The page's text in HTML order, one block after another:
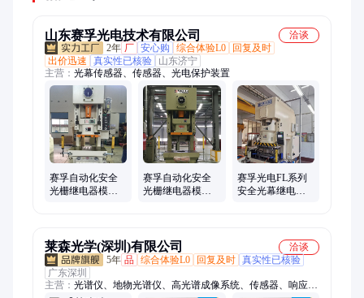
山东赛孚光电技术有限公司
洽谈
2年 厂 安心购 综合体验L0
回复及时
出价迅速
真实性已核验
山东济宁
主营： 光幕传感器、传感器、光电保护装置
赛孚自动化安全
光栅继电器模块
赛孚自动化安全
光栅继电器模块
赛孚光电FL系列
安全光幕继电器
莱森光学(深圳)有限公司
洽谈
5年 品 综合体验L0 回复及时 真实性已核验
广东深圳
主营： 光谱仪、地物光谱仪、高光谱成像系统、传感器、响应光